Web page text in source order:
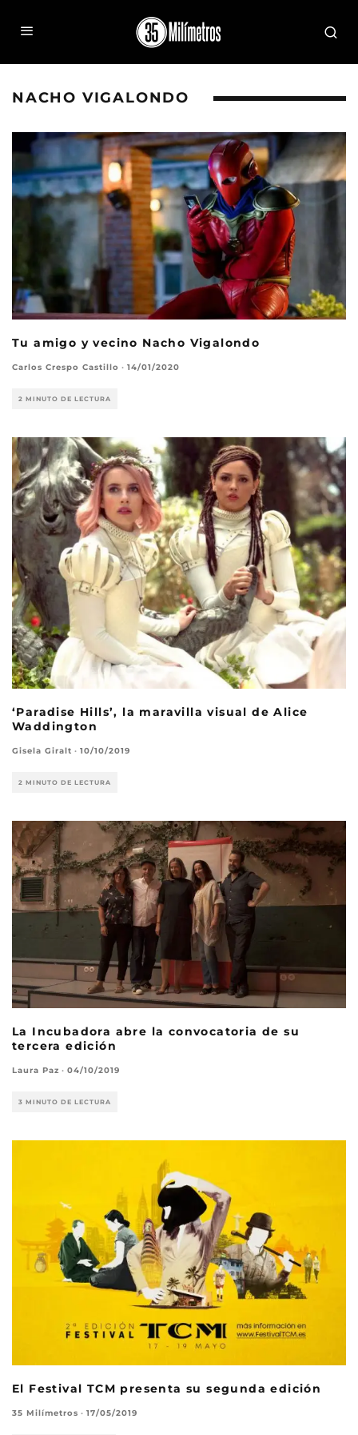
NACHO VIGALONDO
Tu amigo y vecino Nacho Vigalondo
Carlos Crespo Castillo · 14/01/2020
2 MINUTO DE LECTURA
‘Paradise Hills’, la maravilla visual de Alice
Waddington
Gisela Giralt · 10/10/2019
2 MINUTO DE LECTURA
La Incubadora abre la convocatoria de su
tercera edición
Laura Paz · 04/10/2019
3 MINUTO DE LECTURA
El Festival TCM presenta su segunda edición
35 Milímetros · 17/05/2019